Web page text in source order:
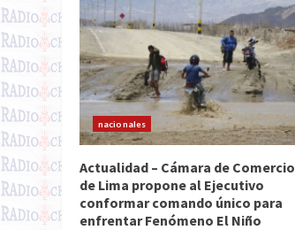
nacionales
Actualidad – Cámara de Comercio
de Lima propone al Ejecutivo
conformar comando único para
enfrentar Fenómeno El Niño